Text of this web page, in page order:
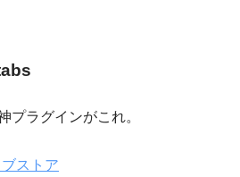
プラグインがこれ。
ストア